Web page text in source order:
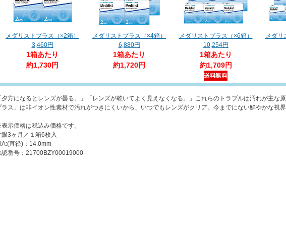
メダリストプラス（×2箱）
3,460円
1箱あたり
約1,730円
メダリストプラス（×4箱）
6,880円
1箱あたり
約1,720円
メダリストプラス（×6箱）
10,254円
1箱あたり
約1,709円
メダリ
夕方になるとレンズが曇る。」「レンズが乾いてよく見えなくなる。」これらのトラブルは汚れが主な
ラス」は非イオン性素材で汚れがつきにくいから、いつでもレンズがクリア。今までにない鮮やかな視界
示価格は税込み価格です。
眼3ヶ月／１箱6枚入
直径)：14.0mm
認番号：21700BZY00019000